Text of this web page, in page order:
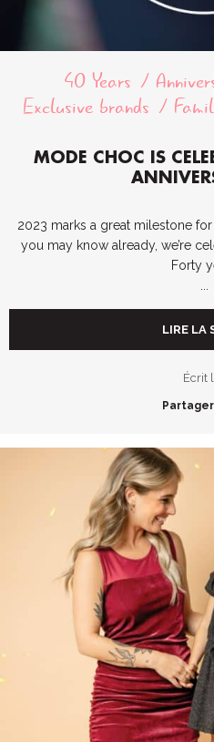
40 Years
Exclusive brands
MODE CHOC IS
2023 marks a great milestone
you may know already, we’re
Forty
...
LIRE LA
Écrit
Partager